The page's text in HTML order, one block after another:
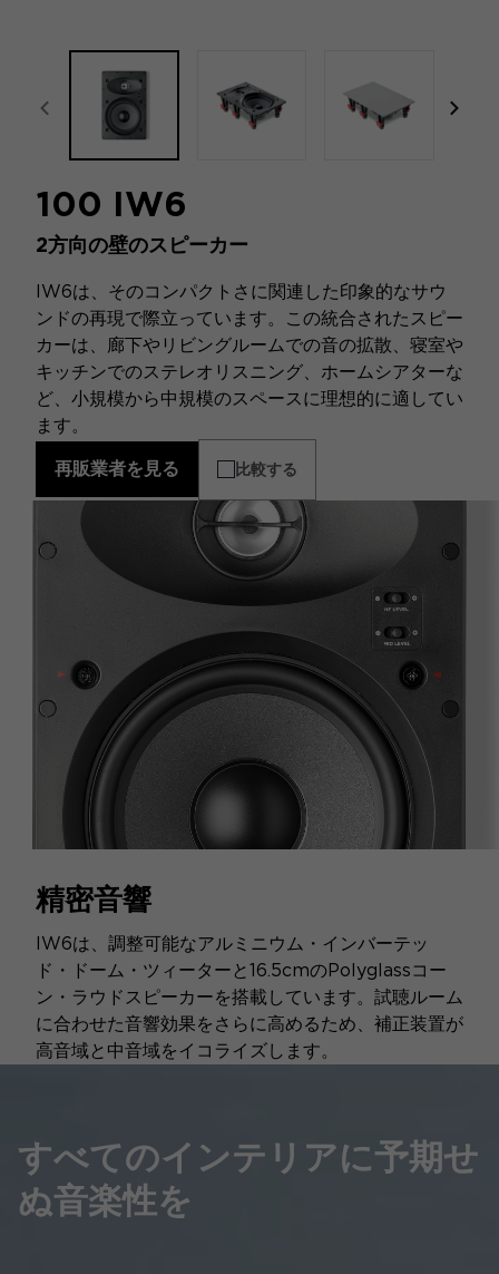
focal-naim-frontent::misc.prev_label
100 IW6
2方向の壁のスピーカー
IW6は、そのコンパクトさに関連した印象的なサウ
ンドの再現で際立っています。この統合されたスピー
カーは、廊下やリビングルームでの音の拡散、寝室や
キッチンでのステレオリスニング、ホームシアターな
ど、小規模から中規模のスペースに理想的に適してい
ます。
再販業者を見る 比較する
精密音響
IW6は、調整可能なアルミニウム・インバーテッ
ド・ドーム・ツィーターと16.5cmのPolyglassコー
ン・ラウドスピーカーを搭載しています。試聴ルーム
に合わせた音響効果をさらに高めるため、補正装置が
高音域と中音域をイコライズします。
すべてのインテリアに予期せ
ぬ音楽性を